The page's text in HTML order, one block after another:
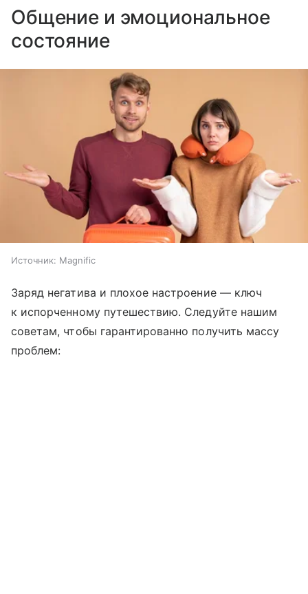
Общение и эмоциональное
состояние
Источник: Magnific
Заряд негатива и плохое настроение — ключ
к испорченному путешествию. Следуйте нашим
советам, чтобы гарантированно получить массу
проблем: